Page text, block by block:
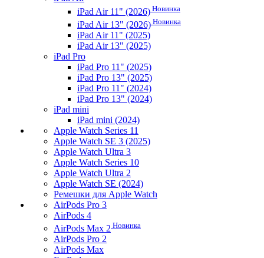
iPad Air 11" (2026) Новинка
iPad Air 13" (2026) Новинка
iPad Air 11" (2025)
iPad Air 13" (2025)
iPad Pro
iPad Pro 11" (2025)
iPad Pro 13" (2025)
iPad Pro 11" (2024)
iPad Pro 13" (2024)
iPad mini
iPad mini (2024)
Apple Watch Series 11
Apple Watch SE 3 (2025)
Apple Watch Ultra 3
Apple Watch Series 10
Apple Watch Ultra 2
Apple Watch SE (2024)
Ремешки для Apple Watch
AirPods Pro 3
AirPods 4
AirPods Max 2 Новинка
AirPods Pro 2
AirPods Max